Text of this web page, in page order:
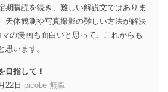
に、当該ファイルへのパスワードを
す。
ントシステムの継続的改善
マネジメントシステムを継続的に改
態を維持します。
期購読を続き、難しい解説文ではありま
天体観測や写真撮影の難しい方法が解決
の漫画も面白いと思って、これからも
思います。
目指して！
22日 picobe 無職